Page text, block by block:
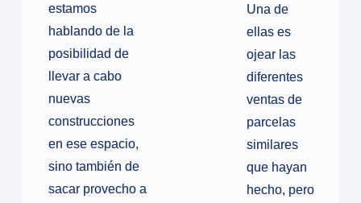
estamos
hablando de la
posibilidad de
llevar a cabo
nuevas
construcciones
en ese espacio,
sino también de
sacar provecho a
Una de
ellas es
ojear las
diferentes
ventas de
parcelas
similares
que hayan
hecho, pero